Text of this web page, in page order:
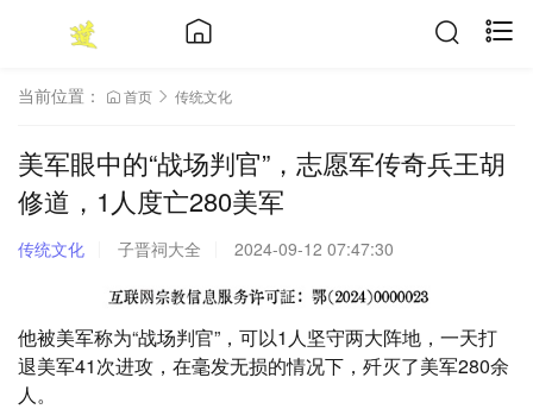
当前位置： 首页 传统文化
美军眼中的“战场判官”，志愿军传奇兵王胡
修道，1人度亡280美军
传统文化 子晋祠大全 2024-09-12 07:47:30
他被美军称为“战场判官”，可以1人坚守两大阵地，一天打
退美军41次进攻，在毫发无损的情况下，歼灭了美军280余
人。